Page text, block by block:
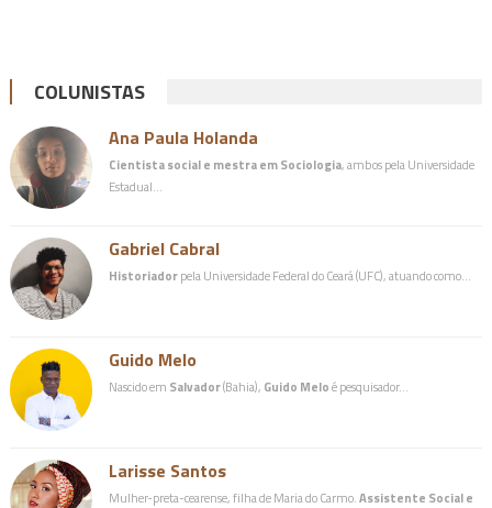
COLUNISTAS
Ana Paula Holanda
Cientista social e mestra em Sociologia, ambos pela Universidade
Estadual…
Gabriel Cabral
Historiadorpela Universidade Federal do Ceará (UFC), atuando como…
Guido Melo
Nascido em Salvador(Bahia), Guido Meloé pesquisador…
Larisse Santos
Mulher-preta-cearense, filha de Maria do Carmo.Assistente Social e